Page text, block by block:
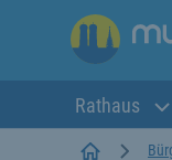
Rathaus
Startseite